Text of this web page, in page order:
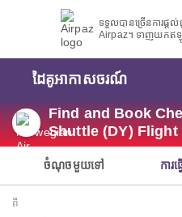
ទទួលបានច្រើនការផ្ត
Airpaz។ ទាញយកឥឡូ
ដៃគូអាកាសចរណ៍
Find and Book
Shuttle (DY) Flight
ចំណុចមួយទៅ ការ
ពី